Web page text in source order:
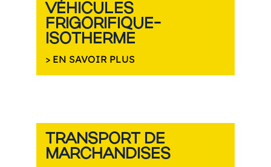
VÉHICULES
FRIGORIFIQUE-
ISOTHERME
> EN SAVOIR PLUS
TRANSPORT DE
MARCHANDISES